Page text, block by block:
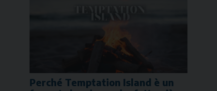
Perché Temptation Island è un